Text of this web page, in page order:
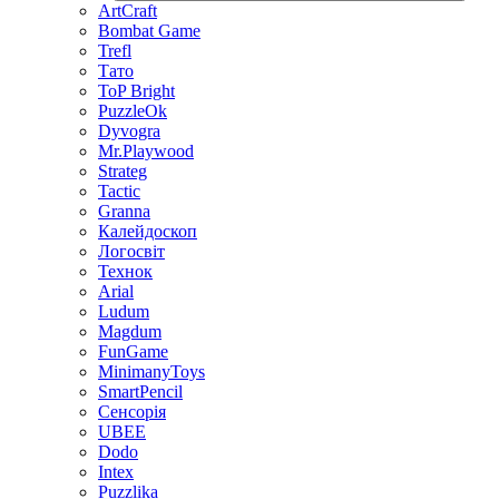
ArtCraft
Bombat Game
Trefl
Тато
ToP Bright
PuzzleOk
Dyvogra
Mr.Playwood
Strateg
Tactic
Granna
Калейдоскоп
Логосвіт
Технок
Arial
Ludum
Magdum
FunGame
MinimanyToys
SmartPencil
Сенсорія
UBEE
Dodo
Intex
Puzzlika